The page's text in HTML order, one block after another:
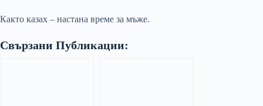
Както казах – настана време за мъже.
Свързани Публикации: